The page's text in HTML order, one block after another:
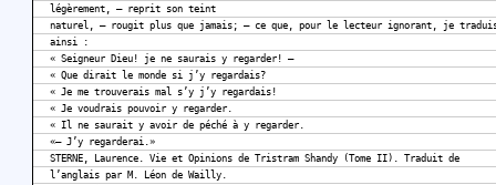
légèrement, – reprit son teint
naturel, – rougit plus que jamais; – ce que, pour le lecteur ignorant, je
ainsi :
« Seigneur Dieu! je ne saurais y regarder! –
« Que dirait le monde si j’y regardais?
« Je me trouverais mal s’y j’y regardais!
« Je voudrais pouvoir y regarder.
« Il ne saurait y avoir de péché à y regarder.
«– J’y regarderai.»
STERNE, Laurence. Vie et Opinions de Tristram Shandy (Tome II). Traduit de
l’anglais par M. Léon de Wailly.